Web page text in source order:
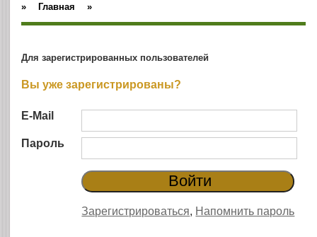
» Главная »
Для зарегистрированных пользователей
Вы уже зарегистрированы?
E-Mail
Пароль
Зарегистрироваться, Напомнить пароль